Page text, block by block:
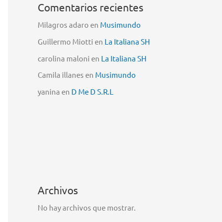
Comentarios recientes
Milagros adaro en Musimundo
Guillermo Miotti en La Italiana SH
carolina maloni en La Italiana SH
Camila illanes en Musimundo
yanina en D Me D S.R.L
Archivos
No hay archivos que mostrar.